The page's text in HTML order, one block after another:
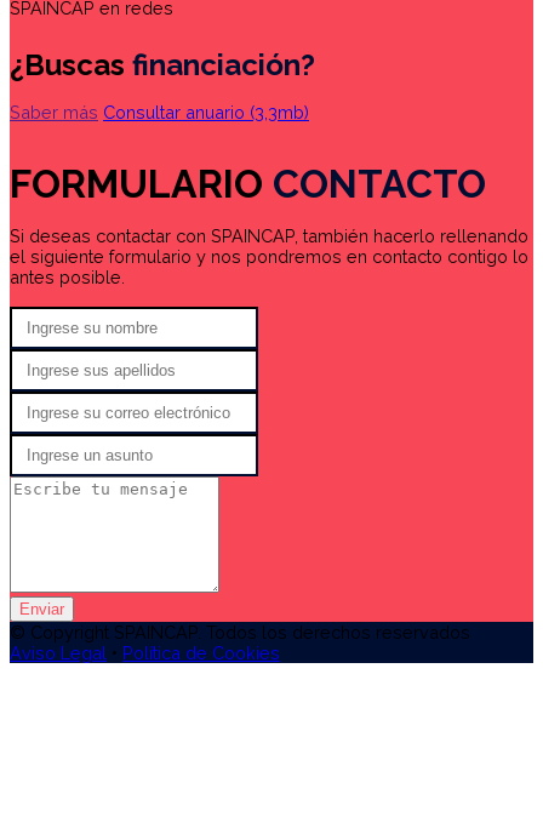
SPAINCAP en redes
¿Buscas financiación?
Saber más Consultar anuario (3,3mb)
FORMULARIO CONTACTO
Si deseas contactar con SPAINCAP, también hacerlo rellenando
el siguiente formulario y nos pondremos en contacto contigo lo
antes posible.
Enviar
© Copyright SPAINCAP. Todos los derechos reservados
Aviso Legal • Política de Cookies